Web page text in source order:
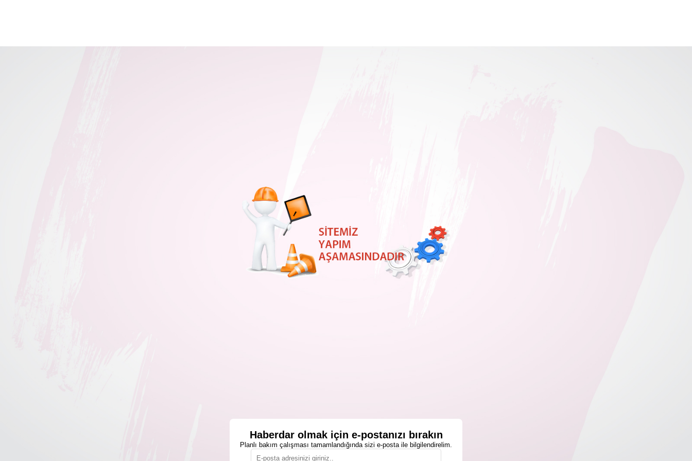
Haberdar olmak için e-postanızı bırakın
Planlı bakım çalışması tamamlandığında sizi e-posta ile bilgilendirelim.